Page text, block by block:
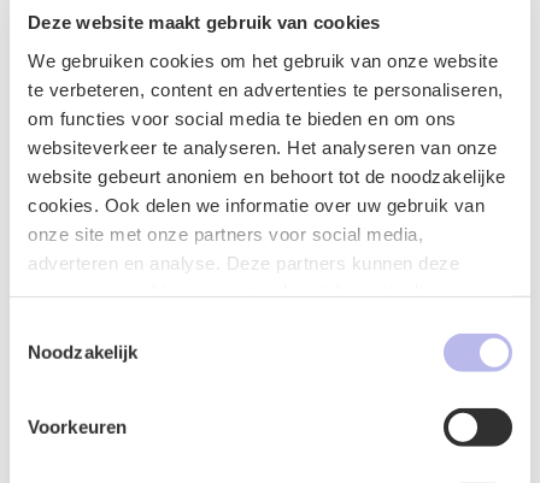
Deze website maakt gebruik van cookies
We gebruiken cookies om het gebruik van onze website
te verbeteren, content en advertenties te personaliseren,
om functies voor social media te bieden en om ons
websiteverkeer te analyseren. Het analyseren van onze
website gebeurt anoniem en behoort tot de noodzakelijke
cookies. Ook delen we informatie over uw gebruik van
onze site met onze partners voor social media,
adverteren en analyse. Deze partners kunnen deze
uw gebruik van hun services.
Noodzakelijk
Voorkeuren
işletme için fikri mülkiyet haklarının korunması, başarının
yönetimi stratejisi oluşturarak, haklarınızı en iyi şekilde
koruyabilirsiniz. Detaylı bilgi ve danışmanlık için bizimle
iletişime geçin ve Avrupa'daki fikri mülkiyet
yolculuğunuzu güvenle başlatın. Sorularınız için
Mustafa Kahya ile iletişime geçebilirsiniz.